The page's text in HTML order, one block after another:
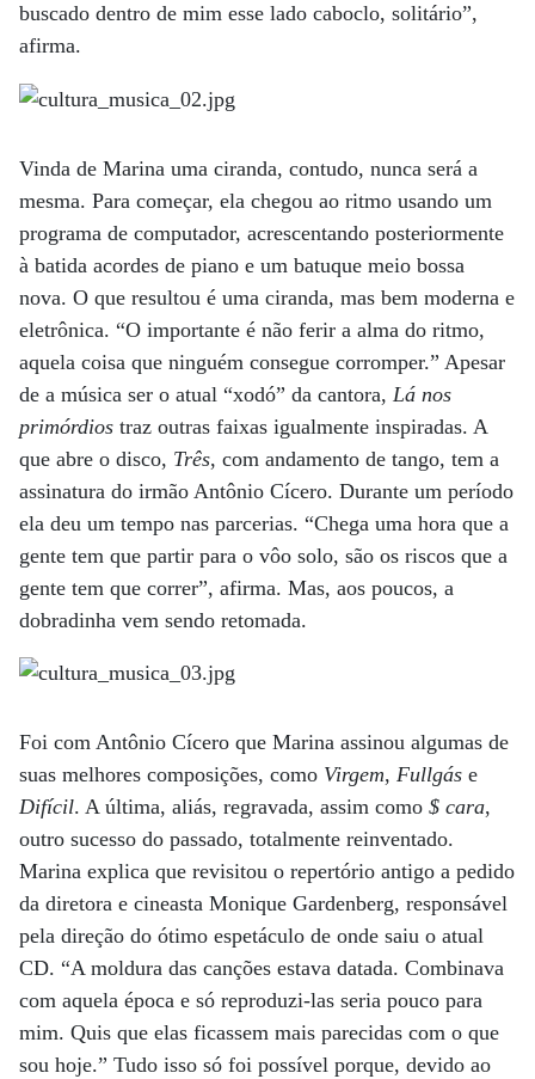
buscado dentro de mim esse lado caboclo, solitário”,
afirma.
Vinda de Marina uma ciranda, contudo, nunca será a
mesma. Para começar, ela chegou ao ritmo usando um
programa de computador, acrescentando posteriormente
à batida acordes de piano e um batuque meio bossa
nova. O que resultou é uma ciranda, mas bem moderna e
eletrônica. “O importante é não ferir a alma do ritmo,
aquela coisa que ninguém consegue corromper.” Apesar
de a música ser o atual “xodó” da cantora, Lá nos
primórdios traz outras faixas igualmente inspiradas. A
que abre o disco, Três, com andamento de tango, tem a
assinatura do irmão Antônio Cícero. Durante um período
ela deu um tempo nas parcerias. “Chega uma hora que a
gente tem que partir para o vôo solo, são os riscos que a
gente tem que correr”, afirma. Mas, aos poucos, a
dobradinha vem sendo retomada.
Foi com Antônio Cícero que Marina assinou algumas de
suas melhores composições, como Virgem, Fullgás e
Difícil. A última, aliás, regravada, assim como $ cara,
outro sucesso do passado, totalmente reinventado.
Marina explica que revisitou o repertório antigo a pedido
da diretora e cineasta Monique Gardenberg, responsável
pela direção do ótimo espetáculo de onde saiu o atual
CD. “A moldura das canções estava datada. Combinava
com aquela época e só reproduzi-las seria pouco para
mim. Quis que elas ficassem mais parecidas com o que
sou hoje.” Tudo isso só foi possível porque, devido ao